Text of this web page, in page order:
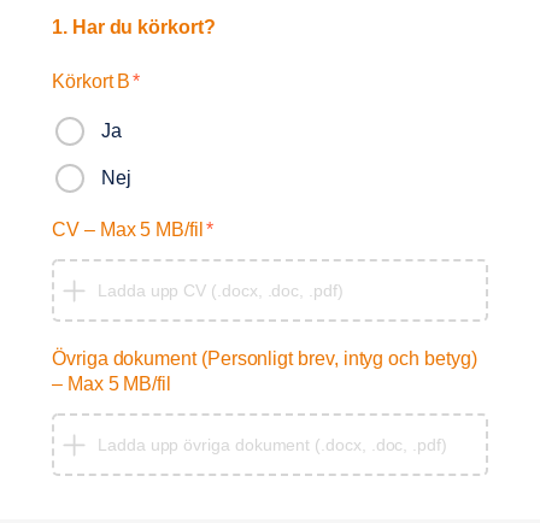
1. Har du körkort?
Körkort B *
Ja
Nej
CV – Max 5 MB/fil *
Ladda upp CV (.docx, .doc, .pdf)
Övriga dokument (Personligt brev, intyg och betyg)
– Max 5 MB/fil
Ladda upp övriga dokument (.docx, .doc, .pdf)